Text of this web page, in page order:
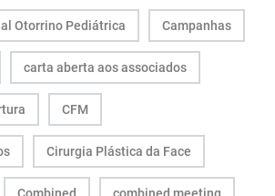
Otorrino Pediátrica Campanhas
carta aberta aos associados
CFM
Cirurgia Plástica da Face
Combined combined meeting